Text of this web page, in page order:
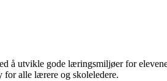
å utvikle gode læringsmiljøer for
for alle lærere og skoleledere.